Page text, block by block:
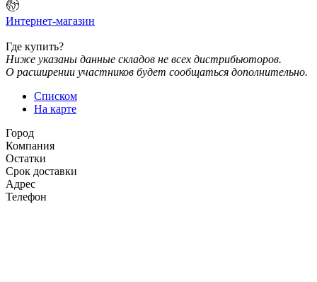
Интернет-магазин
Где купить?
Ниже указаны данные складов не всех дистрибьюторов.
О расширении участников будет сообщаться дополнительно.
Списком
На карте
Город
Компания
Остатки
Срок доставки
Адрес
Телефон